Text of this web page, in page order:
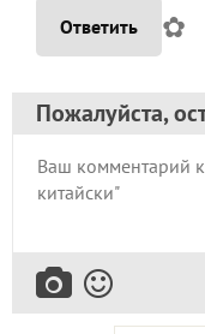
Ответить ✿
Пожалуйста,